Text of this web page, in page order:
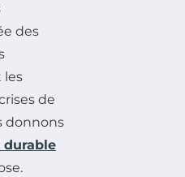
des
les
de
donnons
durable